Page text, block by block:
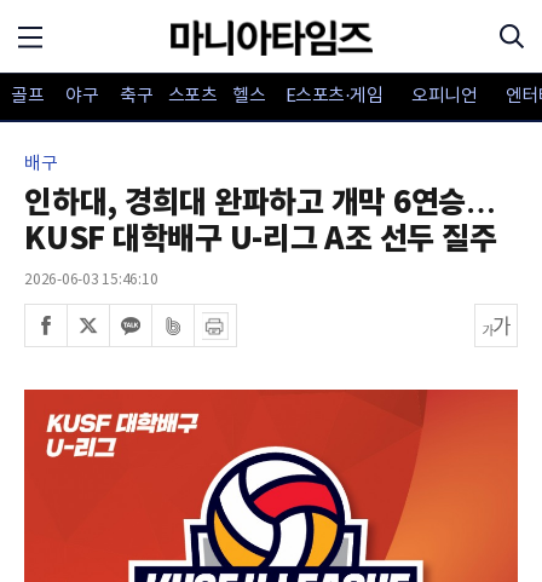
골프 야구 축구 스포츠 헬스 E스포츠·게임 오피니언 엔
배구
인하대, 경희대 완파하고 개막 6연승…
KUSF 대학배구 U-리그 A조 선두 질주
2026-06-03 15:46:10